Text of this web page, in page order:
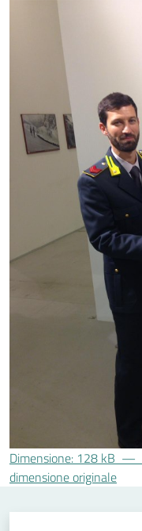
Comunicazione
multimedia
Amministrazione
trasparente
Chi siamo
Cosa facciamo
Istituti di
formazione
Dimensione: 128 kB —
dimensione originale